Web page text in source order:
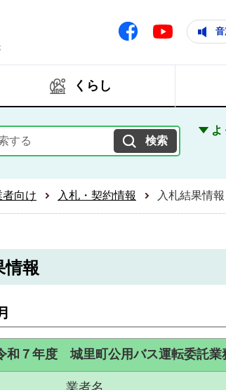
人と自然が響きあいともに輝く住みよいまち
Facebook Youtube
くらし
よ
者向け 入札・契約情報 入札結果情報
情報
和７年度 城里町公用バス運転委託業
業者名